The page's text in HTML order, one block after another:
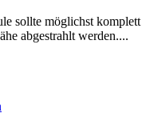
sollte möglichst komplett
abgestrahlt werden....